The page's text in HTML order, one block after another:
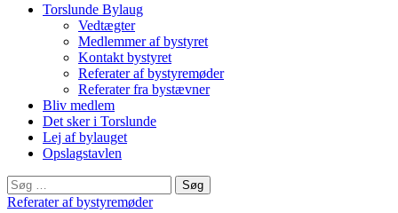
Torslunde Bylaug
Vedtægter
Medlemmer af bystyret
Kontakt bystyret
Referater af bystyremøder
Referater fra bystævner
Bliv medlem
Det sker i Torslunde
Lej af bylauget
Opslagstavlen
Søg
efter:
Referater af bystyremøder